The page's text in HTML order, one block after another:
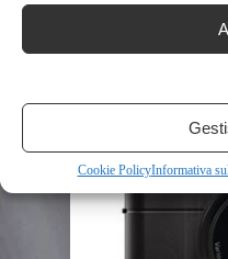
Cookie PolicyInformativa
1.6″ TOUCH